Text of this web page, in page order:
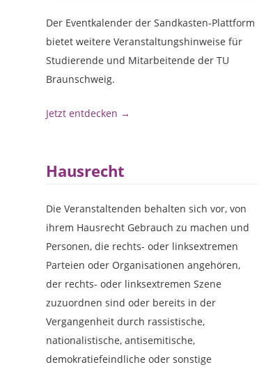
Der Eventkalender der Sandkasten-Plattform
bietet weitere Veranstaltungshinweise für
Studierende und Mitarbeitende der TU
Braunschweig.
Jetzt entdecken →
Hausrecht
Die Veranstaltenden behalten sich vor, von
ihrem Hausrecht Gebrauch zu machen und
Personen, die rechts- oder linksextremen
Parteien oder Organisationen angehören,
der rechts- oder linksextremen Szene
zuzuordnen sind oder bereits in der
Vergangenheit durch rassistische,
nationalistische, antisemitische,
demokratiefeindliche oder sonstige